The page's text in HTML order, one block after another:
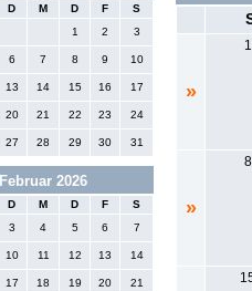
D M D F
S
1
2 3
6 7 8 9 10
13 14 15 16 17
20 21 22 23 24
27 28 29 30 31
Februar 2026
D M D F
S
3 4 5 6 7
10 11 12 13 14
17 18 19 20 21
»
1
»
8